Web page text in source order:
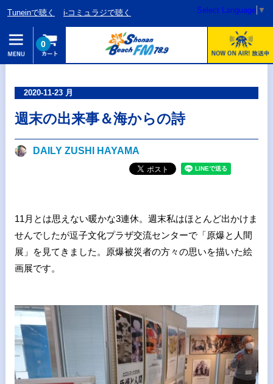
Tuneinで聴く i-コミュラジで聴く Select Language ▼
0
2020-11-23 月
週末の出来事＆海からの詩
DAILY ZUSHI HAYAMA
11月とは思えない暖かな3連休。週末私はほとんど出かけま
せんでしたが逗子文化プラザ交流センターで「原爆と人間
展」を見てきました。原爆被災者の方々の思いを描いた絵
画展です。